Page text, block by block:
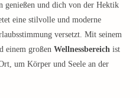
genießen und dich von der Hektik
eine stilvolle und moderne
versetzt. Mit seinem
einem großen Wellnessbereich ist
um Körper und Seele an der